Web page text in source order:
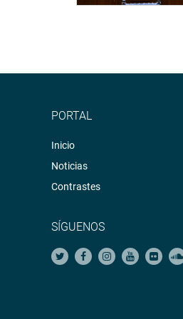
Facebook:https://
Youtube:
Sistema de Archivo
PORTAL
Inicio
Noticias
Contrastes
SÍGUENOS